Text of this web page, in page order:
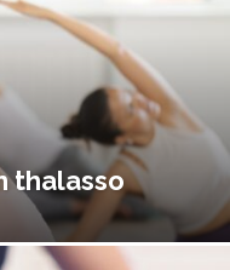
thalasso